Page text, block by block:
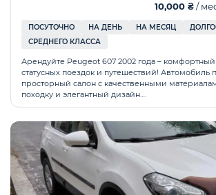
10,000 ₴/
ПОСУТОЧНО НА ДЕНЬ НА МЕСЯЦ
СРЕДНЕГО КЛАССА
Арендуйте Peugeot 607 2002 года –
статусных поездок и путешествий! Автомобиль
просторный салон с качественными
походку и элегантный дизайн....